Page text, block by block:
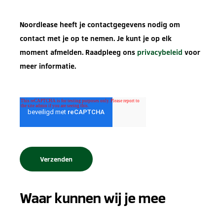
Noordlease heeft je contactgegevens nodig om
contact met je op te nemen. Je kunt je op elk
moment afmelden. Raadpleeg ons privacybeleid voor
meer informatie.
Waar kunnen wij je mee